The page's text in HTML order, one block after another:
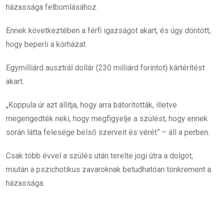
házassága felbomlásához.
Ennek következtében a férfi igazságot akart, és úgy döntött,
hogy beperli a kórházat.
Egymilliárd ausztrál dollár (230 milliárd forintot) kártérítést
akart.
„Koppula úr azt állítja, hogy arra bátorították, illetve
megengedték neki, hogy megfigyelje a szülést, hogy ennek
során látta felesége belső szerveit és vérét” – áll a perben.
Csak több évvel a szülés után terelte jogi útra a dolgot,
miután a pszichotikus zavaroknak betudhatóan tönkrement a
házassága.